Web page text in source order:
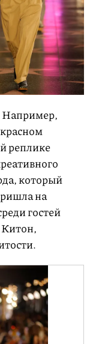
Например,
реплике
который
на
гостей